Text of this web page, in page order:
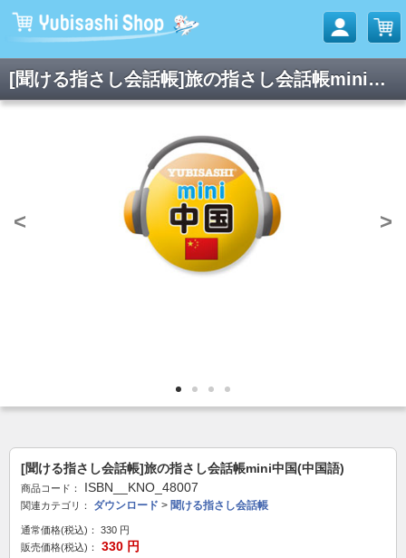
[聞ける指さし会話帳]旅の指さし会話帳mini中国(中国語)
< >
[聞ける指さし会話帳]旅の指さし会話帳mini中国(中国語)
商品コード： ISBN__KNO_48007
関連カテゴリ： ダウンロード > 聞ける指さし会話帳
通常価格(税込)： 330 円
販売価格(税込)：
330 円